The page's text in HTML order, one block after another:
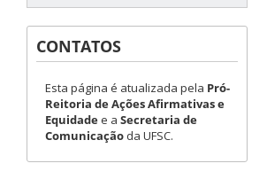
CONTATOS
Esta página é atualizada pela Pró-
Reitoria de Ações Afirmativas e
Equidadee a Secretaria de
Comunicaçãoda UFSC.